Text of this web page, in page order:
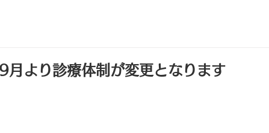
月より診療体制が変更となります